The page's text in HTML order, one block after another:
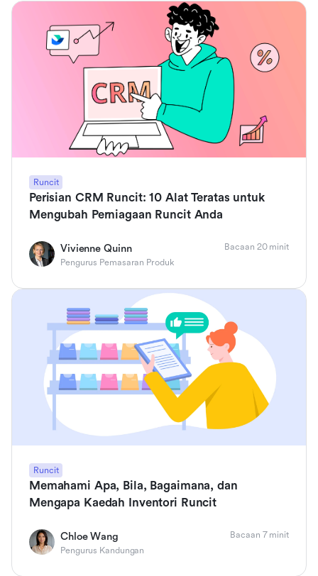
Runcit
Perisian CRM Runcit: 10 Alat Teratas untuk
Mengubah Perniagaan Runcit Anda
Vivienne Quinn
Pengurus Pemasaran Produk
Bacaan 20 minit
Runcit
Memahami Apa, Bila, Bagaimana, dan
Mengapa Kaedah Inventori Runcit
Chloe Wang
Pengurus Kandungan
Bacaan 7 minit